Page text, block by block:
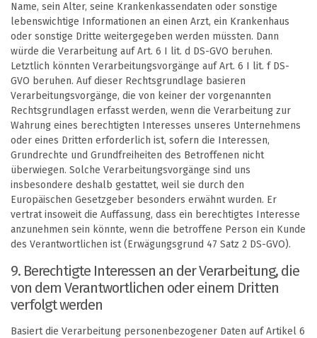
Name, sein Alter, seine Krankenkassendaten oder sonstige
lebenswichtige Informationen an einen Arzt, ein Krankenhaus
oder sonstige Dritte weitergegeben werden müssten. Dann
würde die Verarbeitung auf Art. 6 I lit. d DS-GVO beruhen.
Letztlich könnten Verarbeitungsvorgänge auf Art. 6 I lit. f DS-
GVO beruhen. Auf dieser Rechtsgrundlage basieren
Verarbeitungsvorgänge, die von keiner der vorgenannten
Rechtsgrundlagen erfasst werden, wenn die Verarbeitung zur
Wahrung eines berechtigten Interesses unseres Unternehmens
oder eines Dritten erforderlich ist, sofern die Interessen,
Grundrechte und Grundfreiheiten des Betroffenen nicht
überwiegen. Solche Verarbeitungsvorgänge sind uns
insbesondere deshalb gestattet, weil sie durch den
Europäischen Gesetzgeber besonders erwähnt wurden. Er
vertrat insoweit die Auffassung, dass ein berechtigtes Interesse
anzunehmen sein könnte, wenn die betroffene Person ein Kunde
des Verantwortlichen ist (Erwägungsgrund 47 Satz 2 DS-GVO).
9. Berechtigte Interessen an der Verarbeitung, die
von dem Verantwortlichen oder einem Dritten
verfolgt werden
Basiert die Verarbeitung personenbezogener Daten auf Artikel 6